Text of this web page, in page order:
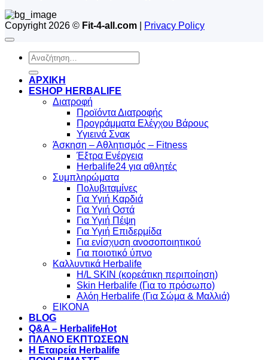
επιλέγετε
στο
Copyright 2026 © Fit-4-all.com Privacy Policy
Αναζήτηση
για:
ΑΡΧΙΚΗ
ESHOP HERBALIFE
Διατροφή
Προϊόντα Διατροφής
Προγράμματα Ελέγχου Βάρους
Υγιεινά Σνακ
Άσκηση – Αθλητισμός – Fitness
Έξτρα Ενέργεια
Herbalife24 για αθλητές
Συμπληρώματα
Πολυβιταμίνες
Για Υγιή Καρδιά
Για Υγιή Οστά
Για Υγιή Πέψη
Για Υγιή Επιδερμίδα
Για ενίσχυση ανοσοποιητικού
Για ποιοτικό ύπνο
Καλλυντικά Herbalife
H/L SKIN (κορεάτικη περιποίηση)
Skin Herbalife (Για το πρόσωπο)
Αλόη Ηerbalife (Για Σώμα & Μαλλιά)
ΕΙΚΟΝΑ
BLOG
Q&A – Herbalife
ΠΛΑΝΟ ΕΚΠΤΩΣΕΩΝ
Η Εταιρεία Herbalife